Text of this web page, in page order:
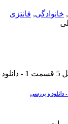
, خانوادگی, فانتزی